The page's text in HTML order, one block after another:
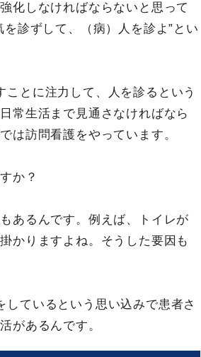
化しなければならないと思って
診ずして、（病）人を診よ”とい
とに注力して、人を診るという
常生活まで見通さなければなら
は訪問看護をやっています。
か？
あるんです。例えば、トイレが
かりますよね。そうした要因も
ているという思い込みで患者さ
があるんです。